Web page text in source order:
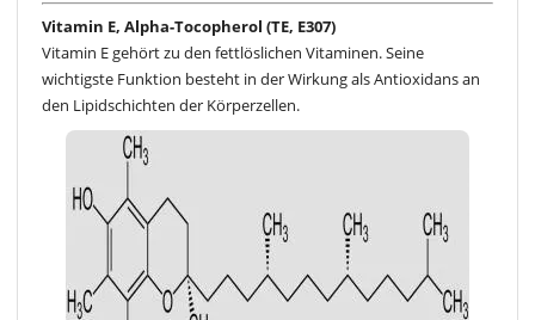
Vitamin E, Alpha-Tocopherol (TE, E307)
Vitamin E gehört zu den fettlöslichen Vitaminen. Seine
wichtigste Funktion besteht in der Wirkung als Antioxidans an
den Lipidschichten der Körperzellen.